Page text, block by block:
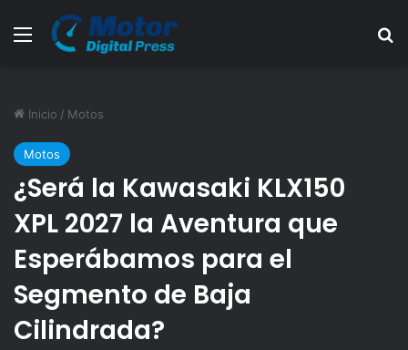
Menú
Inicio / Motos
Motos
¿Será la Kawasaki KLX150
XPL 2027 la Aventura que
Esperábamos para el
Segmento de Baja
Cilindrada?